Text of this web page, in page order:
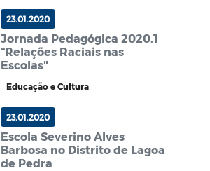
23.01.2020
Jornada Pedagógica 2020.1
“Relações Raciais nas
Escolas"
Educação e Cultura
23.01.2020
Escola Severino Alves
Barbosa no Distrito de Lagoa
de Pedra